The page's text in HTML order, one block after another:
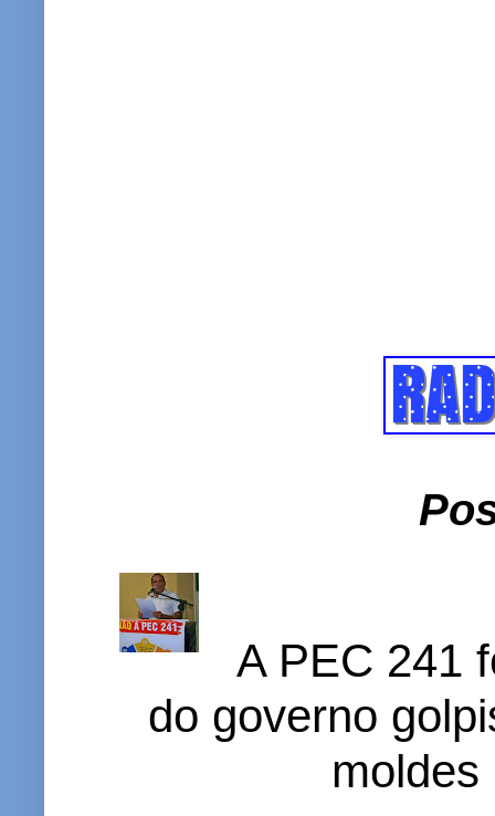
A PEC 241
do governo